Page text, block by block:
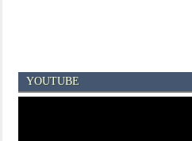
YOUTUBE